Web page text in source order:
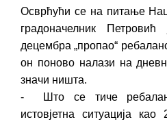
Осврћући се на питање
градоначелник
децембра „пропао“
он поново налази на
значи ништа.
- Што се тиче
истовјетна ситуација